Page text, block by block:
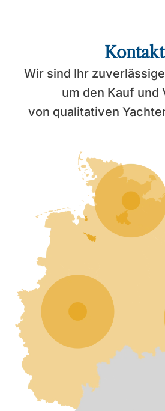
Kontakt
Wir sind Ihr
um den Kauf und
von qualitativen